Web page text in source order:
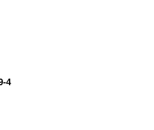
artistei, învățătura
spre ce este mai înalt în
creștinei, ce adastă după
a Iudeii, cu marea
cu cetatea
satele și cetățile, vestindu-le
4